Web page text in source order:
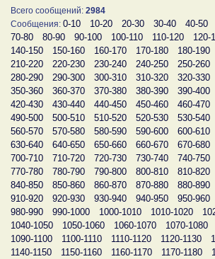
Всего сообщений: 2984
Сообщения: 0-10 10-20 20-30 30-40 40-50
70-80
80-90 90-100 100-110 110-120 120-
140-150
150-160 160-170 170-180 180-190
210-220
220-230 230-240 240-250 250-260
280-290
290-300 300-310 310-320 320-330
350-360
360-370 370-380 380-390 390-400
420-430
430-440 440-450 450-460 460-470
490-500
500-510 510-520 520-530 530-540
560-570
570-580 580-590 590-600 600-610
630-640
640-650 650-660 660-670 670-680
700-710
710-720 720-730 730-740 740-750
770-780
780-790 790-800 800-810 810-820
840-850
850-860 860-870 870-880 880-890
910-920
920-930 930-940 940-950 950-960
980-990
990-1000 1000-1010 1010-1020
1040-1050
1050-1060 1060-1070 1070-1080
1090-1100
1100-1110 1110-1120 1120-1130
1140-1150
1150-1160 1160-1170 1170-1180